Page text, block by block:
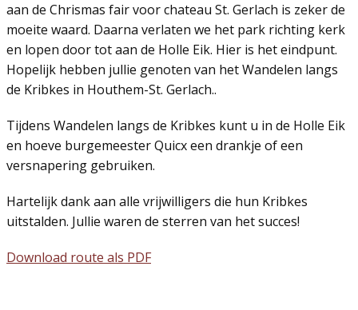
aan de Chrismas fair voor chateau St. Gerlach is zeker de
moeite waard. Daarna verlaten we het park richting kerk
en lopen door tot aan de Holle Eik. Hier is het eindpunt.
Hopelijk hebben jullie genoten van het Wandelen langs
de Kribkes in Houthem-St. Gerlach..
Tijdens Wandelen langs de Kribkes kunt u in de Holle Eik
en hoeve burgemeester Quicx een drankje of een
versnapering gebruiken.
Hartelijk dank aan alle vrijwilligers die hun Kribkes
uitstalden. Jullie waren de sterren van het succes!
Download route als PDF